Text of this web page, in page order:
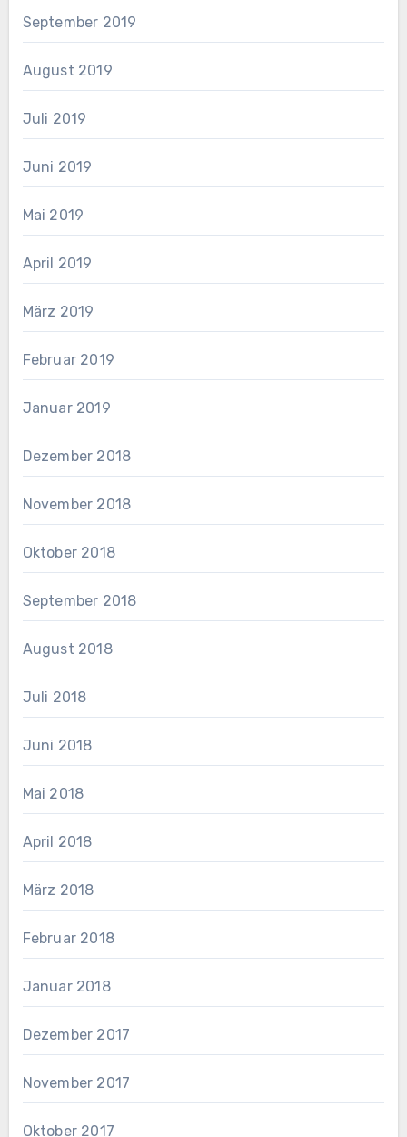
September 2019
August 2019
Juli 2019
Juni 2019
Mai 2019
April 2019
März 2019
Februar 2019
Januar 2019
Dezember 2018
November 2018
Oktober 2018
September 2018
August 2018
Juli 2018
Juni 2018
Mai 2018
April 2018
März 2018
Februar 2018
Januar 2018
Dezember 2017
November 2017
Oktober 2017